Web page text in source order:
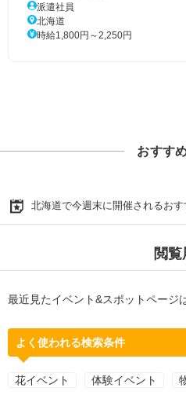
派遣社員
北海道
時給1,800円～2,250円
おすす
北海道で今週末に開催されるお
閲覧
最近見たイベント&スポットページ
よく使われる検索条件
花イベント 体験イベント